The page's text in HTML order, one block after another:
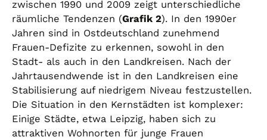
zwischen 1990 und 2009 zeigt unterschiedliche
räumliche Tendenzen (Grafik 2). In den 1990er
Jahren sind in Ostdeutschland zunehmend
Frauen-Defizite zu erkennen, sowohl in den
Stadt- als auch in den Landkreisen. Nach der
Jahrtausendwende ist in den Landkreisen eine
Stabilisierung auf niedrigem Niveau festzustellen.
Die Situation in den Kernstädten ist komplexer:
Einige Städte, etwa Leipzig, haben sich zu
attraktiven Wohnorten für junge Frauen